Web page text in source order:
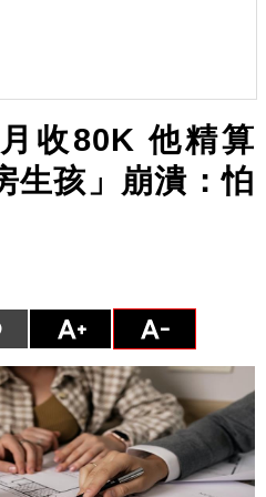
收80K 他精算
生孩」崩潰：怕